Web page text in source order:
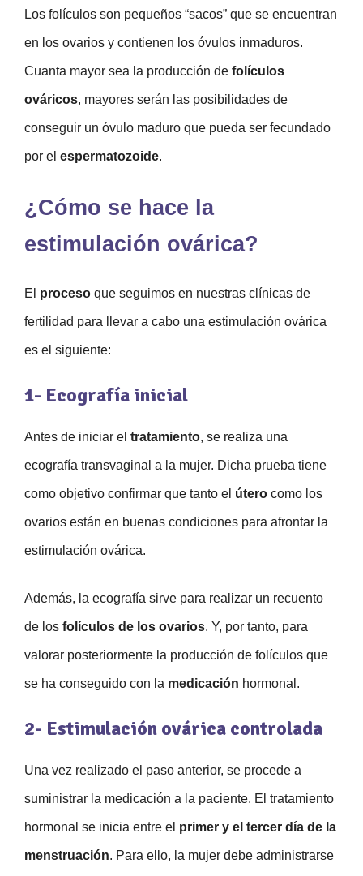
Los folículos son pequeños “sacos” que se encuentran
en los ovarios y contienen los óvulos inmaduros.
Cuanta mayor sea la producción de folículos
ováricos, mayores serán las posibilidades de
conseguir un óvulo maduro que pueda ser fecundado
por el espermatozoide.
¿Cómo se hace la
estimulación ovárica?
El proceso que seguimos en nuestras clínicas de
fertilidad para llevar a cabo una estimulación ovárica
es el siguiente:
1- Ecografía inicial
Antes de iniciar el tratamiento, se realiza una
ecografía transvaginal a la mujer. Dicha prueba tiene
como objetivo confirmar que tanto el útero como los
ovarios están en buenas condiciones para afrontar la
estimulación ovárica.
Además, la ecografía sirve para realizar un recuento
de los folículos de los ovarios. Y, por tanto, para
valorar posteriormente la producción de folículos que
se ha conseguido con la medicación hormonal.
2- Estimulación ovárica controlada
Una vez realizado el paso anterior, se procede a
suministrar la medicación a la paciente. El tratamiento
hormonal se inicia entre el primer y el tercer día de la
menstruación. Para ello, la mujer debe administrarse